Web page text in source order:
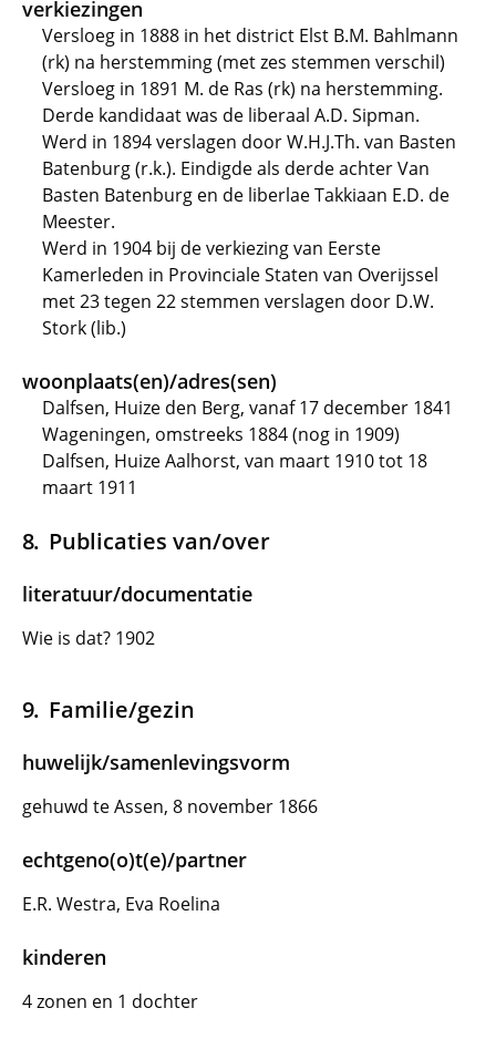
verkiezingen
Versloeg in 1888 in het district Elst B.M. Bahlmann
(rk) na herstemming (met zes stemmen verschil)
Versloeg in 1891 M. de Ras (rk) na herstemming.
Derde kandidaat was de liberaal A.D. Sipman.
Werd in 1894 verslagen door W.H.J.Th. van Basten
Batenburg (r.k.). Eindigde als derde achter Van
Basten Batenburg en de liberlae Takkiaan E.D. de
Meester.
Werd in 1904 bij de verkiezing van Eerste
Kamerleden in Provinciale Staten van Overijssel
met 23 tegen 22 stemmen verslagen door D.W.
Stork (lib.)
woonplaats(en)/adres(sen)
Dalfsen, Huize den Berg, vanaf 17 december 1841
Wageningen, omstreeks 1884 (nog in 1909)
Dalfsen, Huize Aalhorst, van maart 1910 tot 18
maart 1911
Publicaties van/over
literatuur/documentatie
Wie is dat? 1902
Familie/gezin
huwelijk/samenlevingsvorm
gehuwd te Assen, 8 november 1866
echtgeno(o)t(e)/partner
E.R. Westra, Eva Roelina
kinderen
4 zonen en 1 dochter